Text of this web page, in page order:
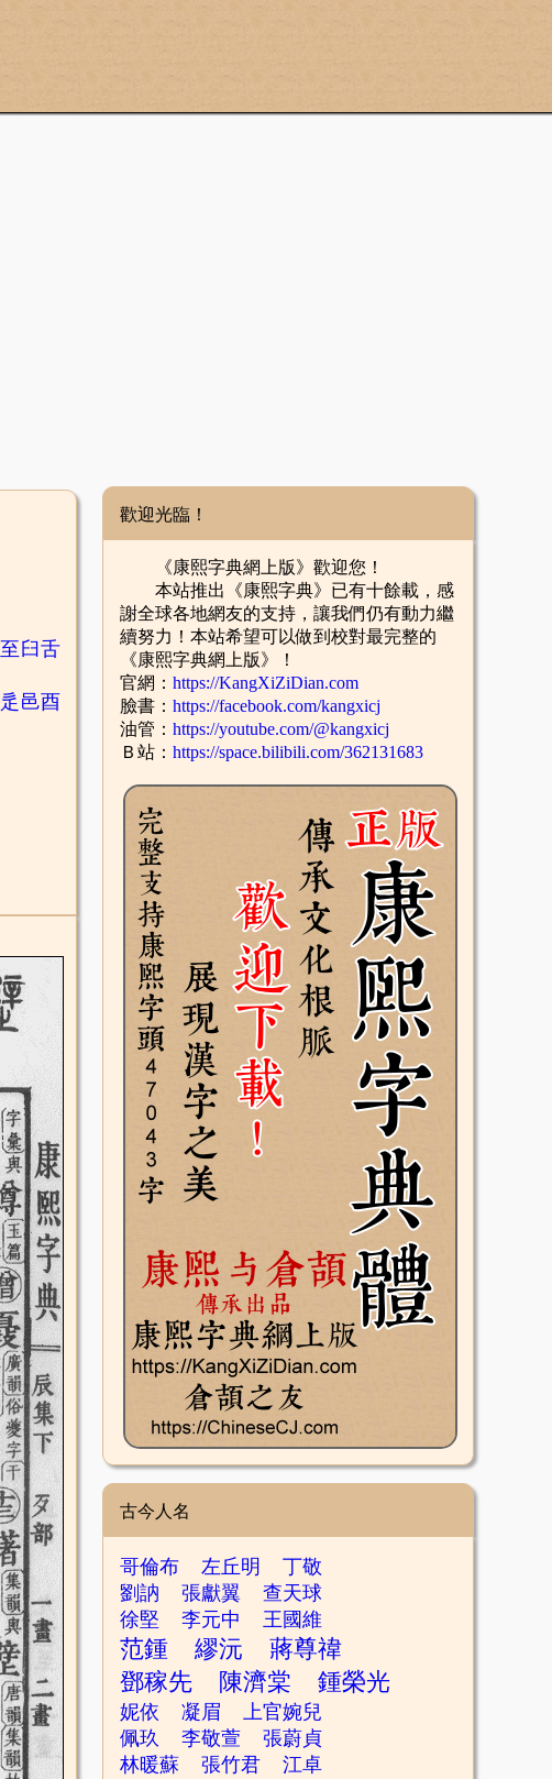
至 臼舌
辵 邑酉
歡迎光臨！
《康熙字典網上版》歡迎您！
本站推出《康熙字典》已有十餘載，感
謝全球各地網友的支持，讓我們仍有動力繼
續努力！本站希望可以做到校對最完整的
《康熙字典網上版》！
官網： https://KangXiZiDian.com
臉書： https://facebook.com/kangxicj
油管： https://youtube.com/@kangxicj
Ｂ站： https://space.bilibili.com/362131683
古今人名
哥倫布 左丘明
丁敬
劉訥
張獻翼
查天球
徐堅
李元中 王國維
范鍾 繆沅
蔣尊禕
鄧稼先
陳濟棠 鍾榮光
妮依 凝眉
上官婉兒
佩玖
李敬萱
張蔚貞
林暖蘇
張竹君 江卓